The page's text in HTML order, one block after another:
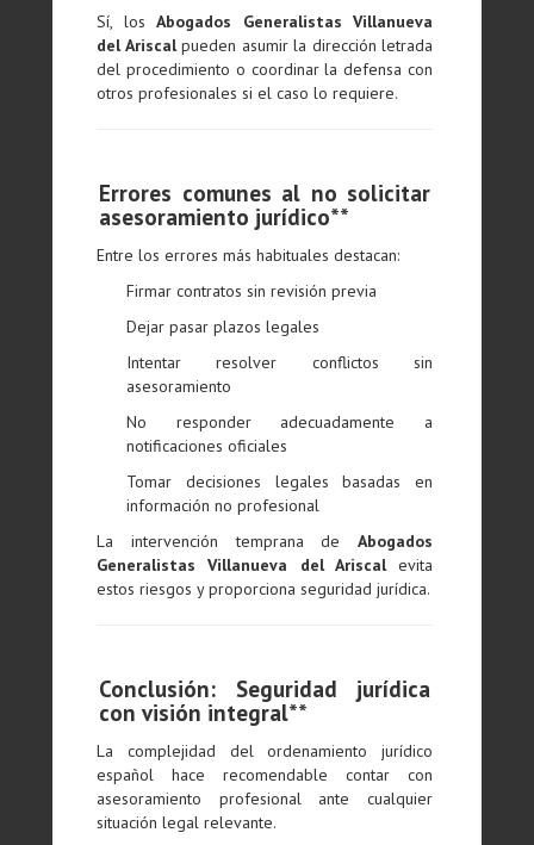
Sí, losAbogados Generalistas Villanueva
del Ariscalpueden asumir la dirección letrada
del procedimiento o coordinar la defensa con
otros profesionales si el caso lo requiere.
Errores comunes al no solicitar
asesoramiento jurídico**
Entre los errores más habituales destacan:
Firmar contratos sin revisión previa
Dejar pasar plazos legales
Intentar resolver conflictos sin
asesoramiento
No responder adecuadamente a
notificaciones oficiales
Tomar decisiones legales basadas en
información no profesional
La intervención temprana deAbogados
Generalistas Villanueva del Ariscalevita
estos riesgos y proporciona seguridad jurídica.
Conclusión: Seguridad jurídica
con visión integral**
La complejidad del ordenamiento jurídico
español hace recomendable contar con
asesoramiento profesional ante cualquier
situación legal relevante.